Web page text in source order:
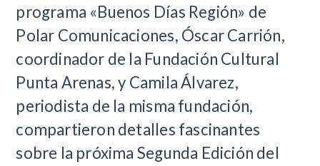
programa «Buenos Días Región» de
Polar Comunicaciones, Óscar Carrión,
coordinador de la Fundación Cultural
Punta Arenas, y Camila Álvarez,
periodista de la misma fundación,
compartieron detalles fascinantes
sobre la próxima Segunda Edición del